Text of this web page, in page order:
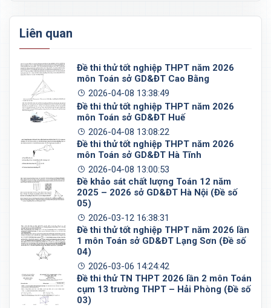
Liên quan
Đề thi thử tốt nghiệp THPT năm 2026
môn Toán sở GD&ĐT Cao Bằng
2026-04-08 13:38:49
Đề thi thử tốt nghiệp THPT năm 2026
môn Toán sở GD&ĐT Huế
2026-04-08 13:08:22
Đề thi thử tốt nghiệp THPT năm 2026
môn Toán sở GD&ĐT Hà Tĩnh
2026-04-08 13:00:53
Đề khảo sát chất lượng Toán 12 năm
2025 – 2026 sở GD&ĐT Hà Nội (Đề số
05)
2026-03-12 16:38:31
Đề thi thử tốt nghiệp THPT năm 2026 lần
1 môn Toán sở GD&ĐT Lạng Sơn (Đề số
04)
2026-03-06 14:24:42
Đề thi thử TN THPT 2026 lần 2 môn Toán
cụm 13 trường THPT – Hải Phòng (Đề số
03)